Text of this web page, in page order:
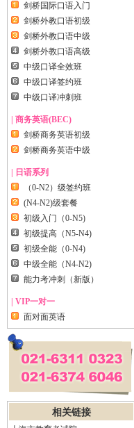
剑桥国际口语入门
剑桥外教口语初级
剑桥外教口语中级
剑桥外教口语高级
中级口译全效班
中级口译签约班
中级口译冲刺班
| 商务英语(BEC)
剑桥商务英语初级
剑桥商务英语中级
| 日语系列
（0-N2）级签约班
(N4-N2)级套餐
初级入门（0-N5)
初级提高（N5-N4)
初级全能（0-N4)
中级全能（N4-N2)
能力考冲刺（新版）
| VIP一对一
面对面英语
相关链接